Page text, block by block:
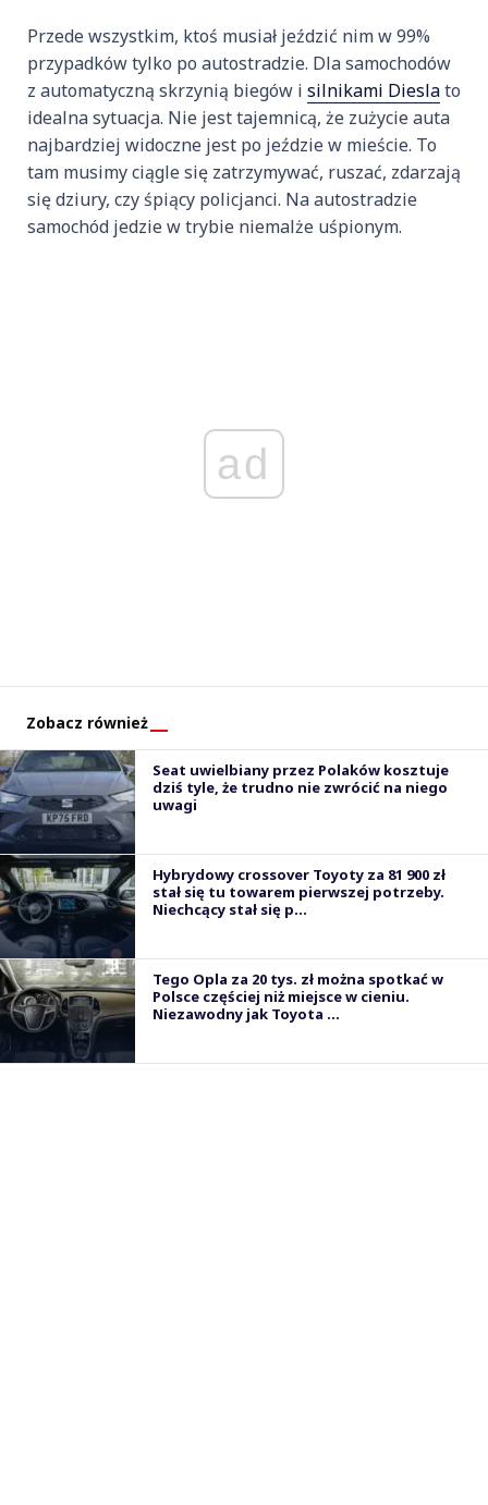
Przede wszystkim, ktoś musiał jeździć nim w 99%
przypadków tylko po autostradzie. Dla samochodów
z automatyczną skrzynią biegów i silnikami Dieslato
idealna sytuacja. Nie jest tajemnicą, że zużycie auta
najbardziej widoczne jest po jeździe w mieście. To
tam musimy ciągle się zatrzymywać, ruszać, zdarzają
się dziury, czy śpiący policjanci. Na autostradzie
samochód jedzie w trybie niemalże uśpionym.
ad
Zobacz również
Seat uwielbiany przez Polaków kosztuje
dziś tyle, że trudno nie zwrócić na niego
uwagi
Hybrydowy crossover Toyoty za 81 900 zł
stał się tu towarem pierwszej potrzeby.
Niechcący stał się p...
Tego Opla za 20 tys. zł można spotkać w
Polsce częściej niż miejsce w cieniu.
Niezawodny jak Toyota ...